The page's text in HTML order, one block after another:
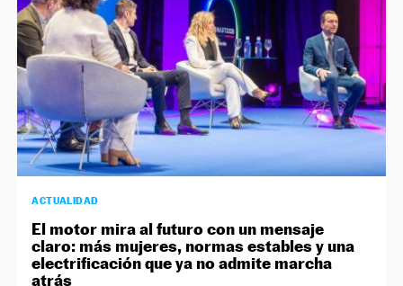
ACTUALIDAD
El motor mira al futuro con un mensaje
claro: más mujeres, normas estables y una
electrificación que ya no admite marcha
atrás